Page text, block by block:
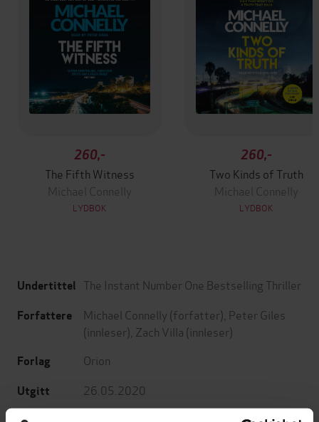
260,-
The Fifth Witness
Michael Connelly
LYDBOK
260,-
Two Kinds of Truth
Michael Connelly
LYDBOK
Undertittel The Instant Number One Bestselling Thriller
Forfattere Michael Connelly (forfatter), Peter Giles
(innleser), Zach Villa (innleser)
Forlag Orion
Utgitt 26.05.2020